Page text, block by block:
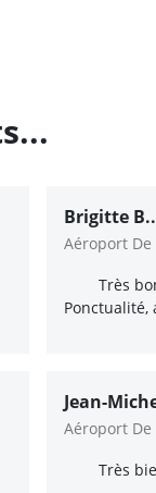
Brigitte
Aéroport
Très
Ponctualité,
Jean-
Aéroport
Très